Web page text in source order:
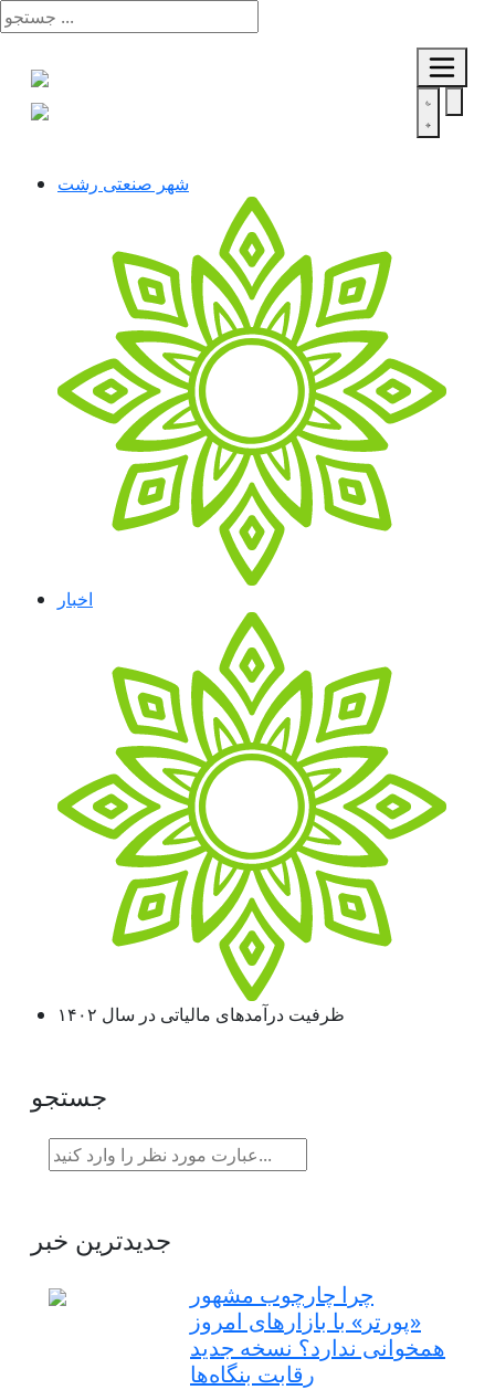
شهر صنعتی رشت
اخبار
ظرفیت درآمدهای مالیاتی در سال ۱۴۰۲
جستجو
جدیدترین خبر
چرا چارچوب مشهور
«پورتر» با بازارهای امروز
همخوانی ندارد؟ نسخه جدید
رقابت‌ بنگاه‌ها